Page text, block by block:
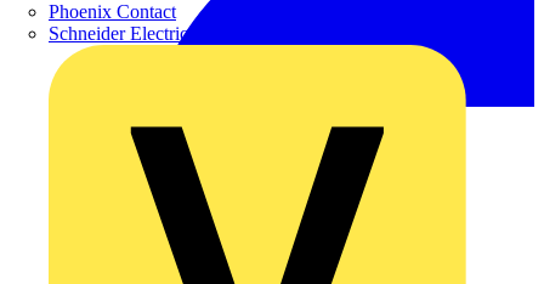
Phoenix Contact
Schneider Electric